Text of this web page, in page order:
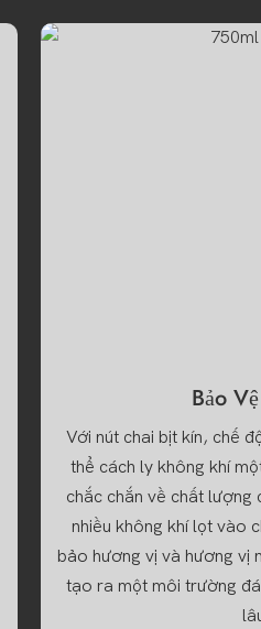
Bảo
Với nút chai bịt kín, chế
thể cách ly không khí
chắc chắn về chất lượng
nhiều không khí lọt vào
bảo hương vị và hương vị
tạo ra một môi trường